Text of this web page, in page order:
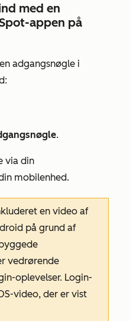
med en
appen på
adgangsnøgle i
.
via din
mobilenhed.
en video af
på grund af
vedrørende
oplevelser. Login-
video, der er vist